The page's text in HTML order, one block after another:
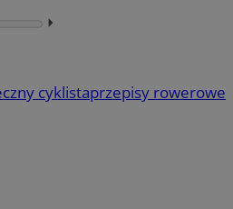
⏵︎
cyklistaprzepisy rowerowe